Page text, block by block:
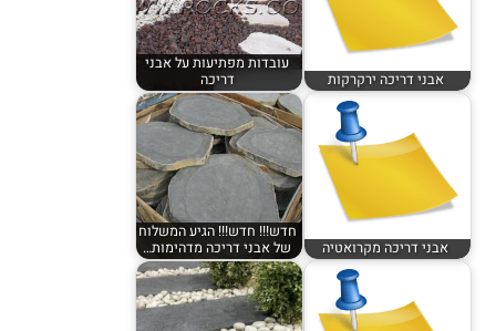
אבני דריכה ירקרקות
עובדות מפתיעות על אבני
דריכה
אבני דריכה מקרואטיה
חדש!!! חדש!!! הגיע המשלוח
של אבני דריכה מדהימות…